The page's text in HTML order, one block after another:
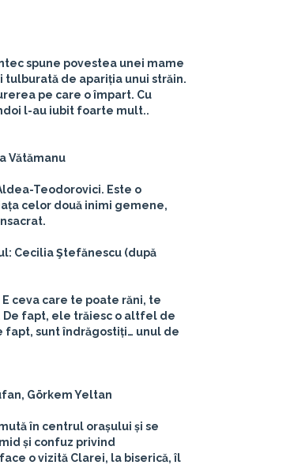
spune povestea unei mame
de apariția unui străin.
pe care o împart. Cu
l-au iubit foarte mult..
Vătămanu
Teodorovici. Este o
celor două inimi gemene,
Cecilia Ştefănescu (după
ceva care te poate răni, te
De fapt, ele trăiesc o altfel de
fapt, sunt îndrăgostiți… unul de
Görkem Yeltan
în centrul orașului și se
și confuz privind
o vizită Clarei, la biserică, îl